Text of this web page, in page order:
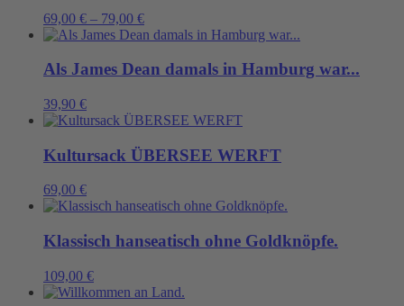
69,00 € – 79,00 €
Als James Dean damals in Hamburg war...
39,90 €
Kultursack ÜBERSEE WERFT
69,00 €
Klassisch hanseatisch ohne Goldknöpfe.
109,00 €